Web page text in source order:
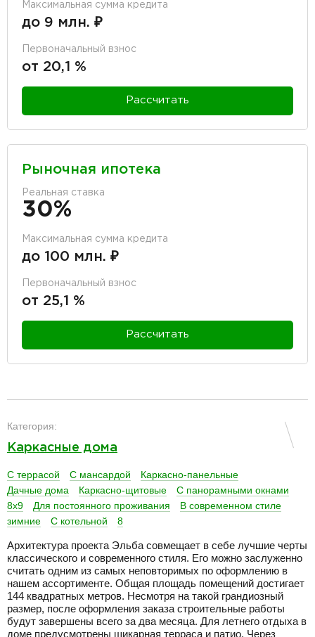
Максимальная сумма кредита
до 9 млн. ₽
Первоначальный взнос
от 20,1 %
Рассчитать
Рыночная ипотека
Реальная ставка
30%
Максимальная сумма кредита
до 100 млн. ₽
Первоначальный взнос
от 25,1 %
Рассчитать
Категория:
Каркасные дома
С террасой С мансардой
Каркасно-панельные
Дачные дома
Каркасно-щитовые
С панорамными окнами
8х9
Для постоянного проживания
В современном стиле
зимние
С котельной 8
Архитектура проекта Эльба совмещает в себе лучшие черты
классического и современного стиля. Его можно заслуженно
считать одним из самых неповторимых по оформлению в
нашем ассортименте. Общая площадь помещений достигает
144 квадратных метров. Несмотря на такой грандиозный
размер, после оформления заказа строительные работы
будут завершены всего за два месяца. Для летнего отдыха в
доме предусмотрены шикарная терраса и патио. Через